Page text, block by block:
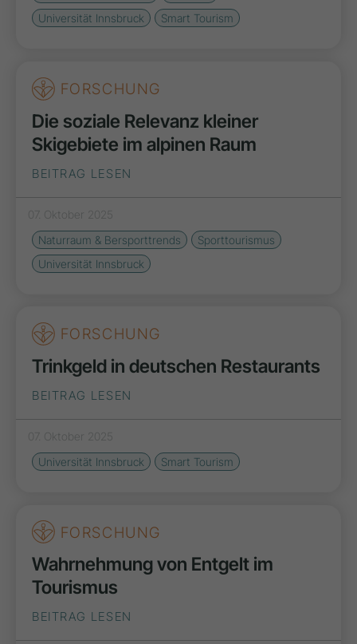
Universität Innsbruck
Smart Tourism
FORSCHUNG
Die soziale Relevanz kleiner
Skigebiete im alpinen Raum
BEITRAG LESEN
07. Oktober 2025
Naturraum & Bersporttrends
Sporttourismus
Universität Innsbruck
FORSCHUNG
Trinkgeld in deutschen Restaurants
BEITRAG LESEN
07. Oktober 2025
Universität Innsbruck
Smart Tourism
FORSCHUNG
Wahrnehmung von Entgelt im
Tourismus
BEITRAG LESEN